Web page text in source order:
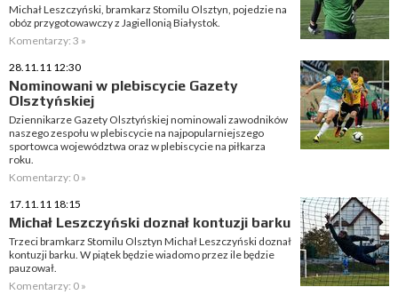
Michał Leszczyński, bramkarz Stomilu Olsztyn, pojedzie na
obóz przygotowawczy z Jagiellonią Białystok.
Komentarzy: 3 »
28.11.11 12:30
Nominowani w plebiscycie Gazety
Olsztyńskiej
Dziennikarze Gazety Olsztyńskiej nominowali zawodników
naszego zespołu w plebiscycie na najpopularniejszego
sportowca województwa oraz w plebiscycie na piłkarza
roku.
Komentarzy: 0 »
17.11.11 18:15
Michał Leszczyński doznał kontuzji barku
Trzeci bramkarz Stomilu Olsztyn Michał Leszczyński doznał
kontuzji barku. W piątek będzie wiadomo przez ile będzie
pauzował.
Komentarzy: 0 »